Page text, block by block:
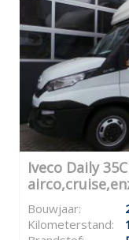
Iveco Daily
Bouwjaar:
Kilometerstand: